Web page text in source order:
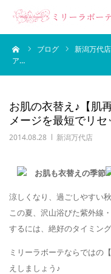
ブログ 新潟万代店
ア…
お肌の衣替え♪【肌
メージを最短でリセ
2014.08.28 新潟万代店
お肌も衣替えの季節
涼しくなり、過ごしやすい
この夏、沢山浴びた紫外線
するには、絶好のタイミン
ミリーラボーテならではの
えしましょう♪
エステメニュー
ブログ